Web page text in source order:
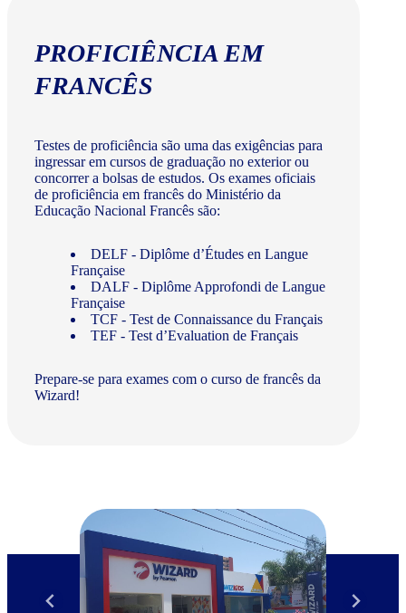
PROFICIÊNCIA EM
FRANCÊS
Testes de proficiência são uma das exigências para
ingressar em cursos de graduação no exterior ou
concorrer a bolsas de estudos. Os exames oficiais
de proficiência em francês do Ministério da
Educação Nacional Francês são:
DELF - Diplôme d’Études en Langue
Française
DALF - Diplôme Approfondi de Langue
Française
TCF - Test de Connaissance du Français
TEF - Test d’Evaluation de Français
Prepare-se para exames com o curso de francês da
Wizard!